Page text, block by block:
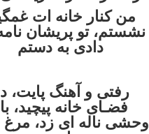
من کنار خانه ات
نشستم، تو پریشان
دادی به دستم
رفتی و آهنگ پایت،
فضـای خانه پیچید،
وحشی ناله ای زد،